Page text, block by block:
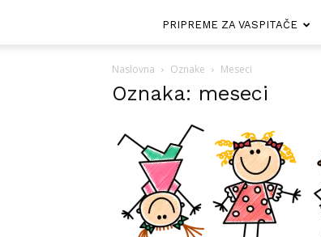
PRIPREME ZA VASPITAČE
Naslovna Oznake Meseci
Oznaka: meseci